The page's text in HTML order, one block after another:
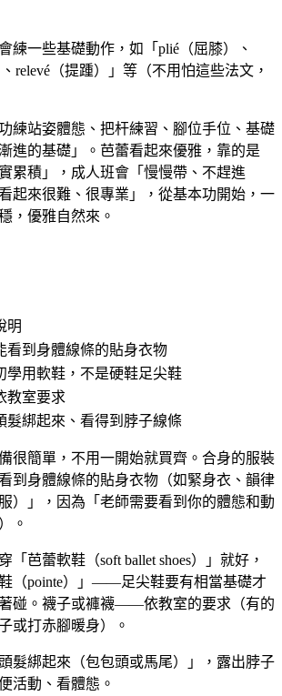
一些基礎動作，如「plié（屈膝）、
relevé（提踵）」等（不用怕這些法文，
練站姿體態、把杆練習、腳位手位、基礎
的基礎」。芭蕾看起來優雅，靠的是
累積」，成人班會「慢慢帶、不趕進
起來很難、很專業」，從基本功開始，一
，優雅自然來。
明
看到身體線條的貼身衣物
學用軟鞋，不是硬鞋足尖鞋
教室要求
髮綁起來、看得到脖子線條
很簡單，不用一開始就買齊。合身的服裝
身體線條的貼身衣物（如緊身衣、韻律
）」，因為「老師需要看到你的體態和動
。
芭蕾軟鞋（soft ballet shoes）」就好，
鞋（pointe）」——足尖鞋要有相當基礎才
碰。襪子或褲襪——依教室的要求（有的
或打赤腳暖身）。
綁起來（包包頭或馬尾）」，露出脖子
活動、看體態。